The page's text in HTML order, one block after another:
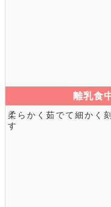
離乳食
柔らかく茹でて細かく
す